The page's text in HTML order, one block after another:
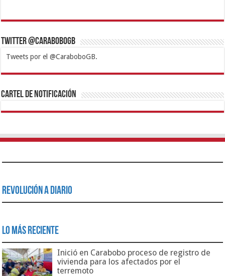
Twitter @CaraboboGB
Tweets por el @CaraboboGB.
1xbetBetturkeyBetistKralbetSupertotobetTipobetMatadorbetMariobet
https://mvbcasino.com/
Cartel de Notificación
Revolución a Diario
Lo Más Reciente
Inició en Carabobo proceso de registro de
vivienda para los afectados por el
terremoto